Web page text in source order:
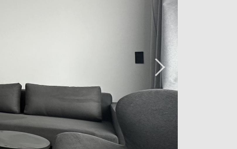
und nur 7 Minuten mit dem Fahrrad
wenden Sie sich bitte an unsere
17.